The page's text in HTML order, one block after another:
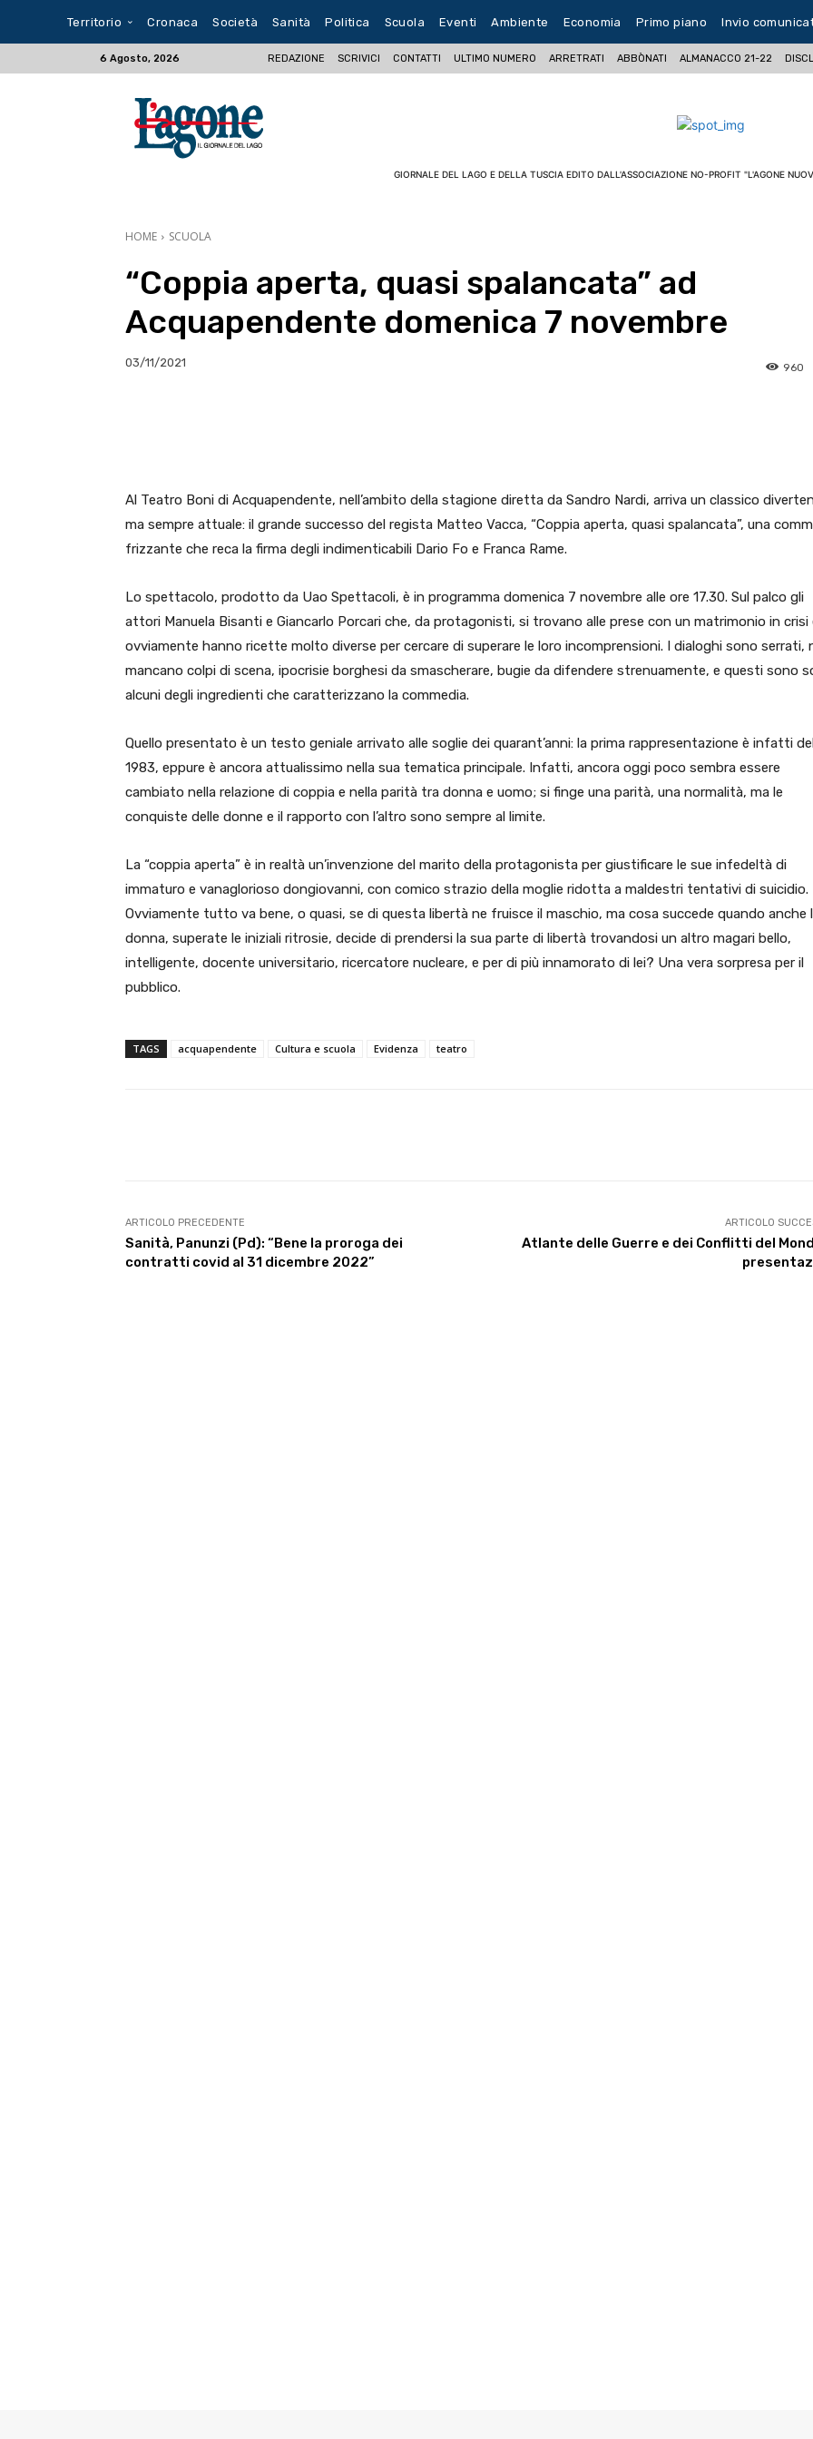
Territorio Cronaca Società Sanità Politica Scuola Eventi Ambiente Economia Primo piano Invio
6 Agosto, 2026 REDAZIONE SCRIVICI CONTATTI ULTIMO NUMERO ARRETRATI ABBÒNATI ALMANACCO 21-22
GIORNALE DEL LAGO E DELLA TUSCIA EDITO DALL'ASSOCIAZIONE NO-PROFIT "L'AGONE
HOME SCUOLA
“Coppia aperta, quasi spalancata” ad
Acquapendente domenica 7 novembre
03/11/2021 960
Al Teatro Boni di Acquapendente, nell’ambito della stagione diretta da Sandro Nardi, arriva un classico
ma sempre attuale: il grande successo del regista Matteo Vacca, “Coppia aperta, quasi spalancata”, una
frizzante che reca la firma degli indimenticabili Dario Fo e Franca Rame.
Lo spettacolo, prodotto da Uao Spettacoli, è in programma domenica 7 novembre alle ore 17.30. Sul palco gli
attori Manuela Bisanti e Giancarlo Porcari che, da protagonisti, si trovano alle prese con un matrimonio in crisi
ovviamente hanno ricette molto diverse per cercare di superare le loro incomprensioni. I dialoghi sono serrati,
mancano colpi di scena, ipocrisie borghesi da smascherare, bugie da difendere strenuamente, e questi sono
alcuni degli ingredienti che caratterizzano la commedia.
Quello presentato è un testo geniale arrivato alle soglie dei quarant’anni: la prima rappresentazione è infatti
1983, eppure è ancora attualissimo nella sua tematica principale. Infatti, ancora oggi poco sembra essere
cambiato nella relazione di coppia e nella parità tra donna e uomo; si finge una parità, una normalità, ma le
conquiste delle donne e il rapporto con l’altro sono sempre al limite.
La “coppia aperta” è in realtà un’invenzione del marito della protagonista per giustificare le sue infedeltà di
immaturo e vanaglorioso dongiovanni, con comico strazio della moglie ridotta a maldestri tentativi di suicidio.
Ovviamente tutto va bene, o quasi, se di questa libertà ne fruisce il maschio, ma cosa succede quando anche
donna, superate le iniziali ritrosie, decide di prendersi la sua parte di libertà trovandosi un altro magari bello,
intelligente, docente universitario, ricercatore nucleare, e per di più innamorato di lei? Una vera sorpresa per il
pubblico.
TAGS acquapendente Cultura e scuola Evidenza teatro
ARTICOLO PRECEDENTE
Sanità, Panunzi (Pd): “Bene la proroga dei
contratti covid al 31 dicembre 2022”
ARTICOLO
Atlante delle Guerre e dei Conflitti del